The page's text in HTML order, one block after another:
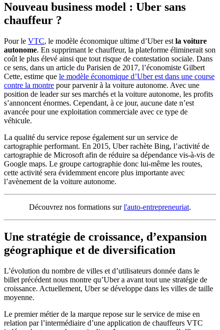
Nouveau business model : Uber sans
chauffeur ?
Pour le VTC, le modèle économique ultime d’Uber est la voiture
autonome. En supprimant le chauffeur, la plateforme éliminerait son
coût le plus élevé ainsi que tout risque de contestation sociale. Dans
ce sens, dans un article du Parisien de 2017, l’économiste Gilbert
Cette, estime que le modèle économique d’Uber est dans une course
contre la montre pour parvenir à la voiture autonome. Avec une
position de leader sur ses marchés et la voiture autonome, les profits
s’annoncent énormes. Cependant, à ce jour, aucune date n’est
avancée pour une exploitation commerciale avec ce type de
véhicule.
La qualité du service repose également sur un service de
cartographie performant. En 2015, Uber rachète Bing, l’activité de
cartographie de Microsoft afin de réduire sa dépendance vis-à-vis de
Google maps. Le groupe cartographie donc lui-même les routes,
cette activité sera évidemment encore plus importante avec
l’avènement de la voiture autonome.
Découvrez nos formations surl'auto-entrepreneuriat.
Une stratégie de croissance, d’expansion
géographique et de diversification
L’évolution du nombre de villes et d’utilisateurs donnée dans le
billet précédent nous montre qu’Uber a avant tout une stratégie de
croissance. Actuellement, Uber se développe dans les villes de taille
moyenne.
Le premier métier de la marque repose sur le service de mise en
relation par l’intermédiaire d’une application de chauffeurs VTC